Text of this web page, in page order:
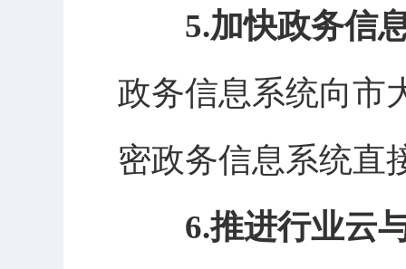
5.加快政务信
政务信息系统向市
密政务信息系统直
6.推进行业云